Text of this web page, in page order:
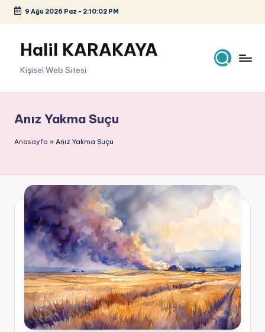
Skip
content
9 Ağu 2026 Paz - 2:10:02 PM
Halil KARAKAYA
Kişisel Web Sitesi
Anız Yakma Suçu
Anasayfa » Anız Yakma Suçu